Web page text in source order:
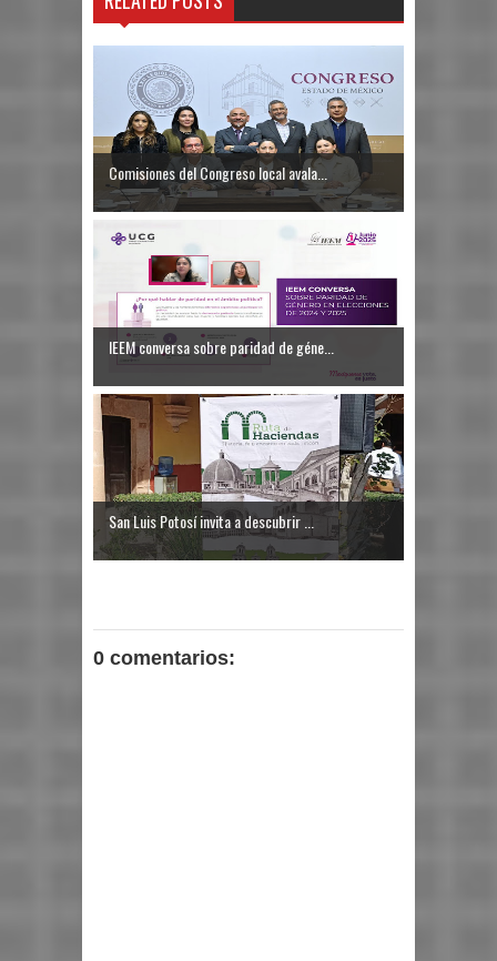
Comisiones del Congreso local avala...
IEEM conversa sobre paridad de géne...
San Luis Potosí invita a descubrir ...
0 comentarios: